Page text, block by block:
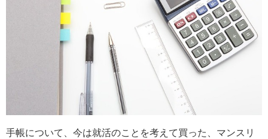
手帳について、今は就活のことを考えて買った、マンスリ